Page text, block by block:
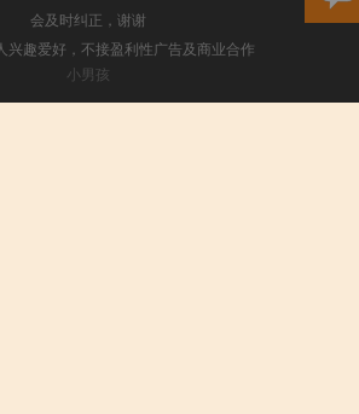
会及时纠正，谢谢
兴趣爱好，不接盈利性广告及商业合作
小男孩